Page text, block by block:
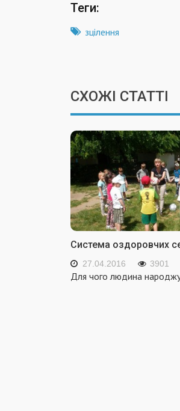
Теги:
зцілення
СХОЖІ СТАТТІ
Система оздоровчих
27.04.2016 3901
Для чого людина